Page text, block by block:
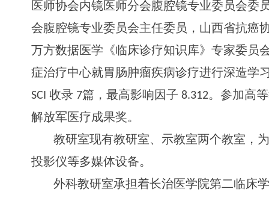
医师协会内镜医师分会腹腔镜专业委员会委
会腹腔镜专业委员会主任委员，山西省抗癌
万方数据医学《临床诊疗知识库》专家委员
症治疗中心就胃肠肿瘤疾病诊疗进行深造学
SCI 收录 7篇，最高影响因子 8.312。参加高
解放军医疗成果奖。
教研室现有教研室、示教室两个教室，
投影仪等多媒体设备。
外科教研室承担着长治医学院第二临床